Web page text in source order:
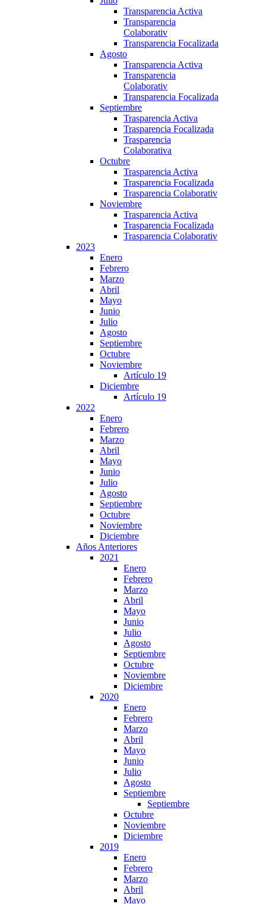
Transparencia Activa
Transparencia
Colaborativ
Transparencia Focalizada
Agosto
Transparencia Activa
Transparencia
Colaborativ
Transparencia Focalizada
Septiembre
Trasparencia Activa
Trasparencia Focalizada
Trasparencia
Colaborativa
Octubre
Trasparencia Activa
Trasparencia Focalizada
Trasparencia Colaborativ
Noviembre
Trasparencia Activa
Trasparencia Focalizada
Trasparencia Colaborativ
2023
Enero
Febrero
Marzo
Abril
Mayo
Junio
Julio
Agosto
Septiembre
Octubre
Noviembre
Artículo 19
Diciembre
Artículo 19
2022
Enero
Febrero
Marzo
Abril
Mayo
Junio
Julio
Agosto
Septiembre
Octubre
Noviembre
Diciembre
Años Anteriores
2021
Enero
Febrero
Marzo
Abril
Mayo
Junio
Julio
Agosto
Septiembre
Octubre
Noviembre
Diciembre
2020
Enero
Febrero
Marzo
Abril
Mayo
Junio
Julio
Agosto
Septiembre
Septiembre
Octubre
Noviembre
Diciembre
2019
Enero
Febrero
Marzo
Abril
Mayo